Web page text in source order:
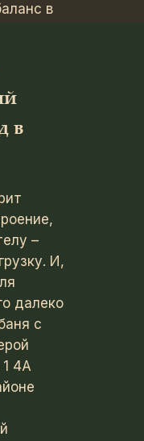
в
в
–
И,
далеко
с
4A